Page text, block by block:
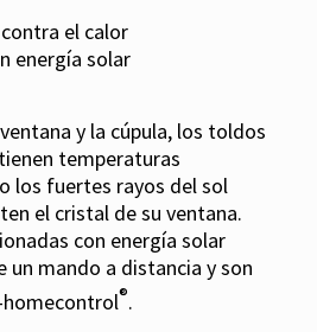
el calor
energía solar
y la cúpula, los toldos
temperaturas
los fuertes rayos del sol
el cristal de su ventana.
con energía solar
un mando a distancia y son
®.